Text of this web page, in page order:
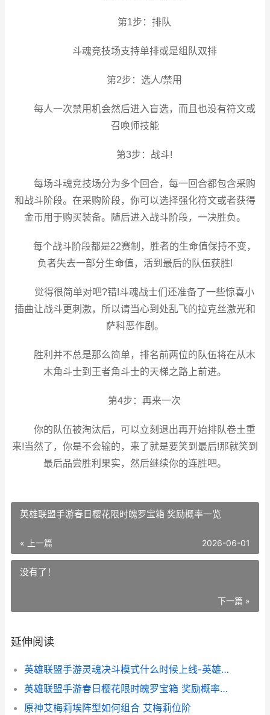
第1步：排队
斗魂竞技场支持单排或是组队双排
第2步：选人/禁用
每人一次禁用机会然后进入盲选，而且也没有符文或
召唤师技能
第3步：战斗!
每场斗魂竞技场分为多个回合，每一回合都包含采购
和战斗阶段。在采购阶段，你可以选择强化符文或者获得
金币用于购买装备。随后进入战斗阶段，一决胜负。
每个战斗阶段都是22赛制，胜者的生命值保持不变，
负者失去一部分生命值，活到最后的队伍获胜!
觉得很简单对吧?错!斗魂战士们还准备了一些惊喜小
插曲让战斗更刺激，所以请当心到处乱飞的拉克丝激光和
萨科恶作剧。
胜利并不总是那么简单，排名前两位的队伍将在从木
木角斗士到王者角斗士的天梯之路上前进。
第4步：再来一次
你的队伍被淘汰后，可以立刻退出再开始排队卷土重
来!当然了，你是不会输的，来了就是要笑到最后!那就笑到
最后品尝胜利果实，然后继续你的连胜吧。
英雄联盟手游春日樱花限时魄罗宝箱 奖励概率一览
« 上一篇 2026-06-01
没有了！
下一篇 »
延伸阅读
英雄联盟手游灵魂决斗模式什么时候上线-英雄联盟手游灵魂决斗模式什么时候上线时间介绍
英雄联盟手游春日樱花限时魄罗宝箱 奖励概率一览
原神艾梅莉埃阵型如何组合 艾梅莉位阶